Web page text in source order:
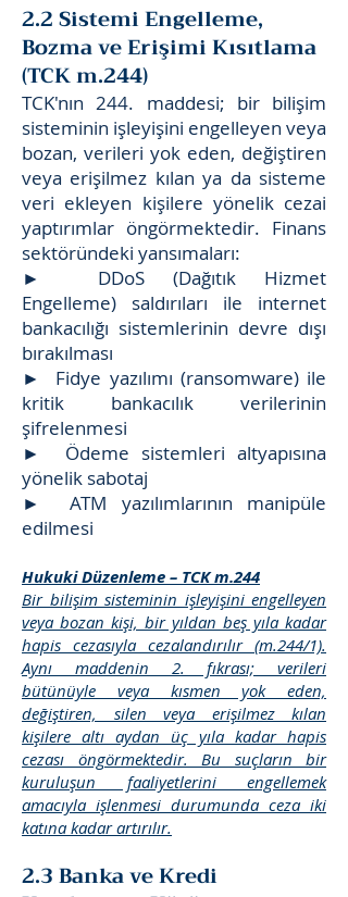
2.2 Sistemi Engelleme,
Bozma ve Erişimi Kısıtlama
(TCK m.244)
TCK'nın 244. maddesi; bir bilişim
sisteminin işleyişini engelleyen veya
bozan, verileri yok eden, değiştiren
veya erişilmez kılan ya da sisteme
veri ekleyen kişilere yönelik cezai
yaptırımlar öngörmektedir. Finans
sektöründeki yansımaları:
► DDoS (Dağıtık Hizmet
Engelleme) saldırıları ile internet
bankacılığı sistemlerinin devre dışı
bırakılması
► Fidye yazılımı (ransomware) ile
kritik bankacılık verilerinin
şifrelenmesi
► Ödeme sistemleri altyapısına
yönelik sabotaj
► ATM yazılımlarının manipüle
edilmesi
Hukuki Düzenleme – TCK m.244
Bir bilişim sisteminin işleyişini engelleyen
veya bozan kişi, bir yıldan beş yıla kadar
hapis cezasıyla cezalandırılır (m.244/1).
Aynı maddenin 2. fıkrası; verileri
bütünüyle veya kısmen yok eden,
değiştiren, silen veya erişilmez kılan
kişilere altı aydan üç yıla kadar hapis
cezası öngörmektedir. Bu suçların bir
kuruluşun faaliyetlerini engellemek
amacıyla işlenmesi durumunda ceza iki
katına kadar artırılır.
2.3 Banka ve Kredi